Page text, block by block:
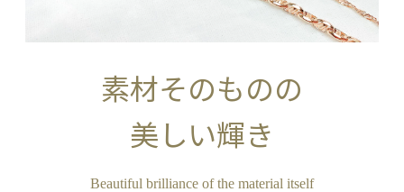
素材そのものの
美しい輝き
Beautiful brilliance of the material itself